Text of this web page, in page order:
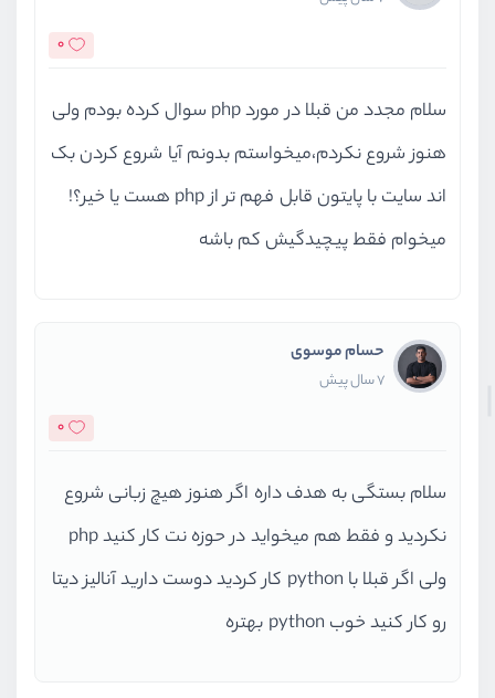
0
سلام مجدد من قبلا در مورد php سوال کرده بودم ولی
هنوز شروع نکردم،میخواستم بدونم آیا شروع کردن بک
اند سایت با پایتون قابل فهم تر از php هست یا خیر؟!
میخوام فقط پیچیدگیش کم باشه
حسام موسوی
7 سال پیش
0
سلام بستگی به هدف داره اگر هنوز هیچ زبانی شروع
نکردید و فقط هم میخواید در حوزه نت کار کنید php
ولی اگر قبلا با python کار کردید دوست دارید آنالیز دیتا
رو کار کنید خوب python بهتره